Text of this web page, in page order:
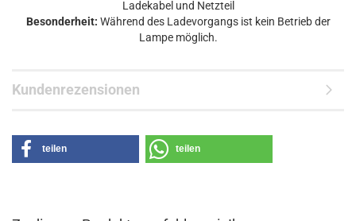
Ladekabel und Netzteil
Besonderheit: Während des Ladevorgangs ist kein Betrieb der
Lampe möglich.
Kundenrezensionen
teilen teilen